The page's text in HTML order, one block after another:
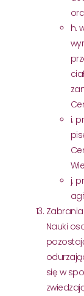
h.
i.
j.
Nauki
się w